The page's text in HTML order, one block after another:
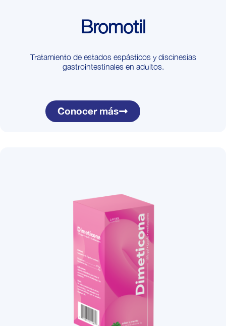
Bromotil
Tratamiento de estados espásticos y discinesias
gastrointestinales en adultos.
Conocer más